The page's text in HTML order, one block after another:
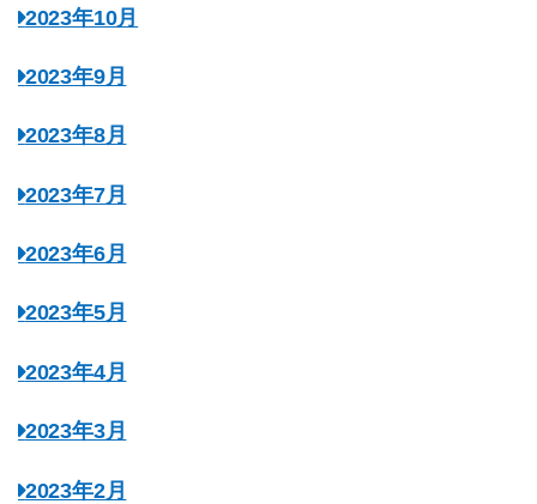
2023年10月
2023年9月
2023年8月
2023年7月
2023年6月
2023年5月
2023年4月
2023年3月
2023年2月